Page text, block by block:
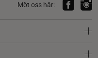
Möt oss här: